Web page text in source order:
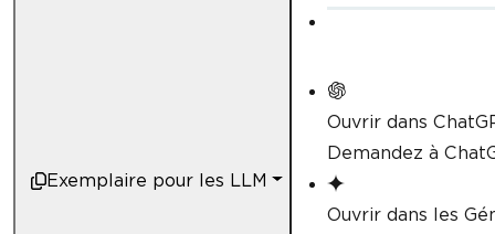
Exemplaire pour les LLM
Ouvrir dans
Demandez à
Ouvrir dans les